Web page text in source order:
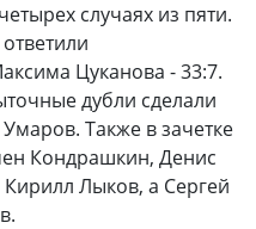
случаях из пяти.
Цуканова - 33:7.
дубли сделали
Также в зачетке
Кондрашкин, Денис
Лыков, а Сергей